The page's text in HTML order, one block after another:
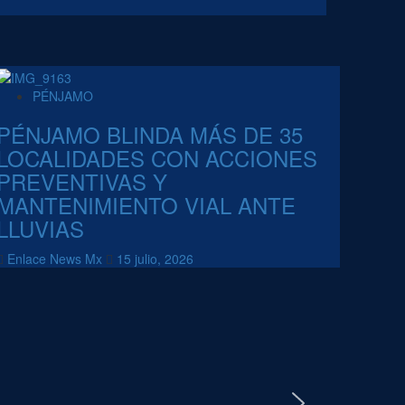
PÉNJAMO
BLINDA MÁS DE 35
CON ACCIONES
Y
VIAL ANTE
Enlace News Mx 15 julio, 2026